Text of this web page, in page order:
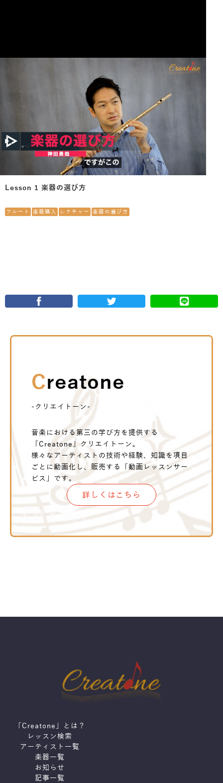
Lesson 1 楽器の選び方
フルート 楽器購入 レクチャー 楽器の選び方
Creatone
-クリエイトーン-
音楽における第三の学び方を提供する
「Creatone」クリエイトーン。
様々なアーティストの技術や経験、知識を項目
ごとに動画化し、販売する「動画レッスンサー
ビス」です。
詳しくはこちら
「Creatone」とは？
レッスン検索
アーティスト一覧
楽器一覧
お知らせ
記事一覧